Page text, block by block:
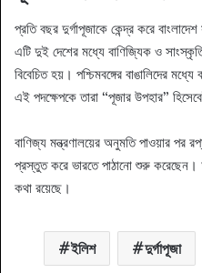
প্রতি বছর দুর্গাপূজাকে কেন্দ্র করে
এটি দুই দেশের মধ্যে বাণিজ্যিক ও
বিবেচিত হয়। পশ্চিমবঙ্গের বাঙালিদের
এই পদক্ষেপকে তারা “পূজার উপহার”
বাণিজ্য মন্ত্রণালয়ের অনুমতি পাওয়ার পর
প্রস্তুত করে ভারতে পাঠানো শুরু
কথা রয়েছে।
ইলিশ দুর্গাপূজা